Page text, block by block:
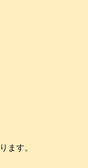
ます。